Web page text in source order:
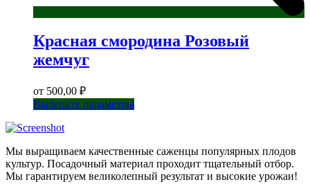
Красная смородина Розовый
жемчуг
от 500,00 ₽
Выберите параметрыЭтот
вариаций.
Опции
можно
Мы выращиваем качественные саженцы популярных плодов
культур. Посадочный материал проходит тщательный отбор.
Мы гарантируем великолепный результат и высокие урожаи!